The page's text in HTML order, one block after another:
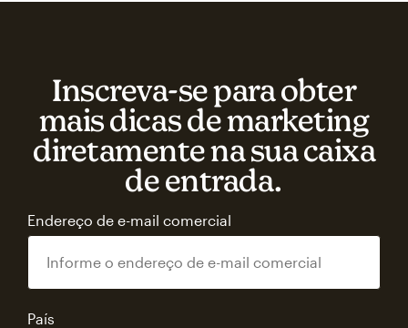
Inscreva‑se para obter
mais dicas de marketing
diretamente na sua caixa
de entrada.
Endereço de e-mail comercial
País